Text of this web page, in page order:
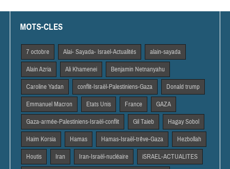
MOTS-CLES
7 octobre Alai- Sayada- Israel-Actualités alain-sayada
Alain Azria Ali Khamenei Benjamin Netnanyahu
Caroline Yadan conflit-Israël-Palestiniens-Gaza Donald trump
Emmanuel Macron Etats Unis France GAZA
Gaza-armée-Palestiniens-Israël-conflit Gil Taieb Hagay Sobol
Haim Korsia Hamas Hamas-Israël-trêve-Gaza Hezbollah
Houtis Iran Iran-Israël-nucléaire iSRAEL-ACTUALITES